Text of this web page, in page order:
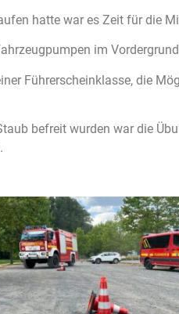
hatte war es Zeit für die
im
Führerscheinklasse, die
befreit wurden war die